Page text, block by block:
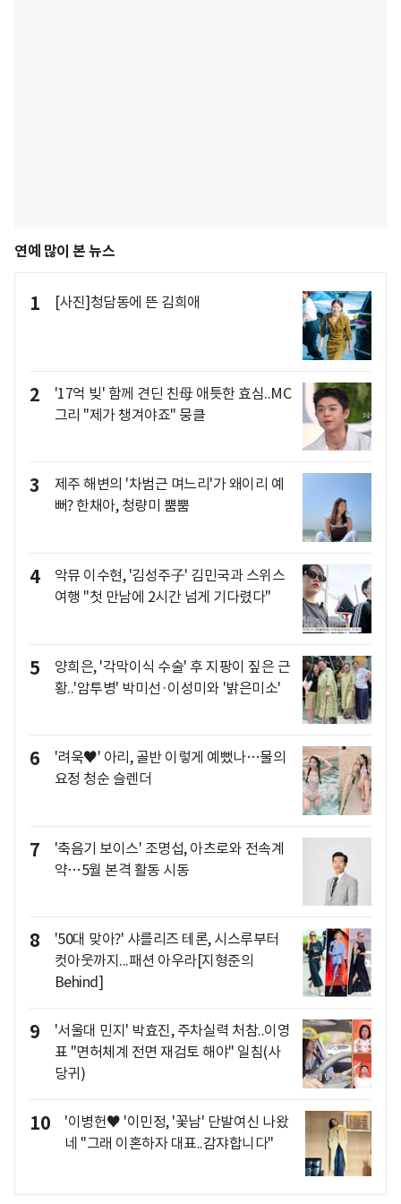
연예 많이 본 뉴스
1 [사진]청담동에 뜬 김희애
2
'17억 빚' 함께 견딘 친母 애틋한 효심..MC
그리 "제가 챙겨야죠" 뭉클
3
제주 해변의 '차범근 며느리'가 왜이리 예
뻐? 한채아, 청량미 뿜뿜
4
악뮤 이수현, '김성주子' 김민국과 스위스
여행 "첫 만남에 2시간 넘게 기다렸다"
5
양희은, '각막이식 수술' 후 지팡이 짚은 근
황..'암투병' 박미선·이성미와 '밝은미소'
6
'려욱♥' 아리, 골반 이렇게 예뻤나…물의
요정 청순 슬렌더
7
'축음기 보이스' 조명섭, 아츠로와 전속계
약…5월 본격 활동 시동
8
'50대 맞아?' 샤를리즈 테론, 시스루부터
컷아웃까지...패션 아우라[지형준의
Behind]
9
'서울대 민지' 박효진, 주차실력 처참..이영
표 "면허체계 전면 재검토 해야" 일침(사
당귀)
10
'이병헌♥ '이민정, '꽃남' 단발여신 나왔
네 "그래 이혼하자 대표..감쟈합니다"